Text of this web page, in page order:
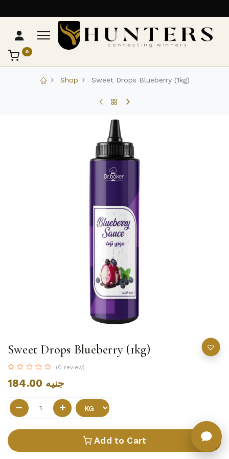
0
Shop Sweet Drops Blueberry (1kg)
Sweet Drops Blueberry (1kg)
(0 review)
184.00 جنيه
Add to Cart
تواصل مع Hunters
عادةً بنرد في دقائق